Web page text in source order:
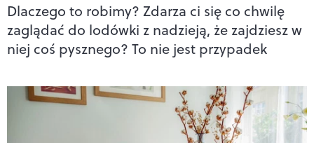
Dlaczego to robimy? Zdarza ci się co chwilę
zaglądać do lodówki z nadzieją, że zajdziesz w
niej coś pysznego? To nie jest przypadek